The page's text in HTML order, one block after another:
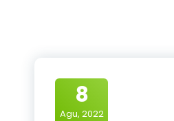
8
Agu, 2022